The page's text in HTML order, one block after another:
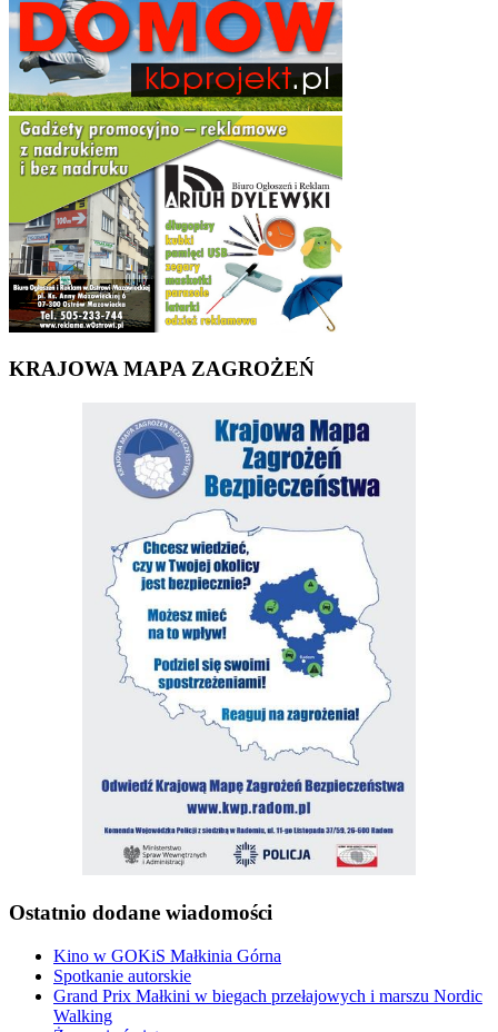
KRAJOWA MAPA ZAGROŻEŃ
Ostatnio dodane wiadomości
Kino w GOKiS Małkinia Górna
Spotkanie autorskie
Grand Prix Małkini w biegach przełajowych i marszu Nordic
Walking